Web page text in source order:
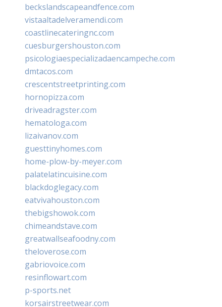
beckslandscapeandfence.com
vistaaltadelveramendi.com
coastlinecateringnc.com
cuesburgershouston.com
psicologiaespecializadaencampeche.com
dmtacos.com
crescentstreetprinting.com
hornopizza.com
driveadragster.com
hematologa.com
lizaivanov.com
guesttinyhomes.com
home-plow-by-meyer.com
palatelatincuisine.com
blackdoglegacy.com
eatvivahouston.com
thebigshowok.com
chimeandstave.com
greatwallseafoodny.com
theloverose.com
gabriovoice.com
resinflowart.com
p-sports.net
korsairstreetwear.com